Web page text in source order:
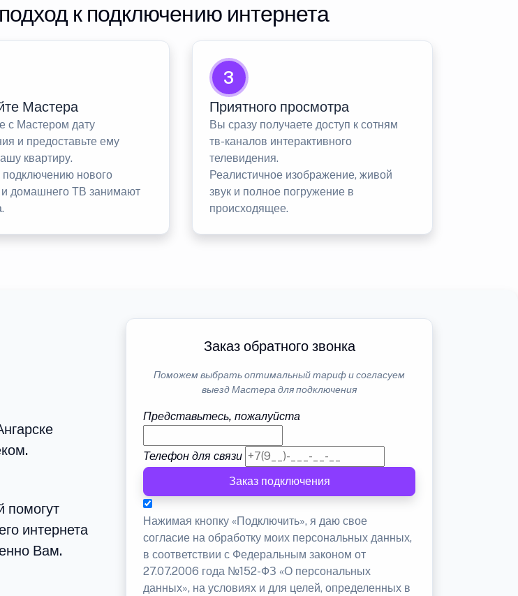
к подключению интернета
Мастера
с Мастером дату
и предоставьте ему
квартиру.
нового
и домашнего ТВ занимают
3
Приятного просмотра
Вы сразу получаете доступ к сотням
тв-каналов интерактивного
телевидения.
Реалистичное изображение, живой
звук и полное погружение в
происходящее.
интернета
Вам.
Заказ обратного звонка
Поможем выбрать оптимальный тариф и согласуем
выезд Мастера для подключения
Представьтесь, пожалуйста
Телефон для связи
Заказ подключения
Нажимая кнопку «Подключить», я даю свое
согласие на обработку моих персональных данных,
в соответствии с Федеральным законом от
27.07.2006 года №152-ФЗ «О персональных
данных», на условиях и для целей, определенных в